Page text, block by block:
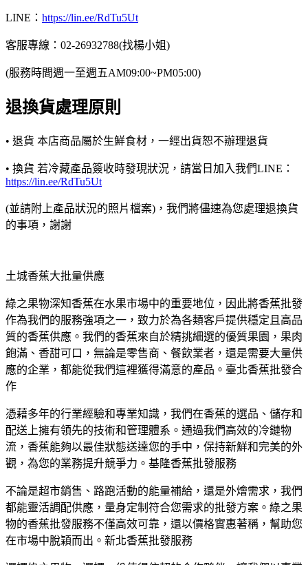
LINE： https://lin.ee/RdTu5Ut
客服專線：02-26932788(找楊小姐)
(服務時間週一至週五AM09:00~PM05:00)
退換貨處理原則
• 退貨 本店商品屬於生鮮食材，一經出貨恕不辦理退貨
• 換貨 若冷藏產品簽收時發現狀況，請當日加入我們LINE：
https://lin.ee/RdTu5Ut
(並請附上產品狀況的照片檔案)，我們將儘速為您處理退換貨
的事項，謝謝
土城香蕉大批量供應
綠之果物深知香蕉在水果市場中的重要地位，因此將香蕉批發
作為我們的服務強項之一，致力於為各類客戶提供穩定且高品
質的香蕉供應。我們的香蕉來自於精挑細選的優質果園，果肉
飽滿、香甜可口，無論是零售商、餐飲業者，還是需要大量供
應的企業，都能從我們這裡獲得滿意的產品。臺北香蕉批發合
作
憑藉多年的行業經驗和專業知識，我們在香蕉的選品、儲存和
配送上擁有領先的技術和管理體系。通過我們高效的冷鏈物
流，香蕉能夠以最佳狀態送達您的手中，保持新鮮和完美的外
觀，為您的業務提升競爭力。基隆香蕉批發服務
不論是超市銷售、路跑活動的能量補給，還是外燴需求，我們
都能靈活調配供應，量身定制符合您需求的批發方案。綠之果
物的香蕉批發服務不僅高效可靠，還以價格實惠著稱，幫助您
在市場中脫穎而出。新北香蕉批發服務